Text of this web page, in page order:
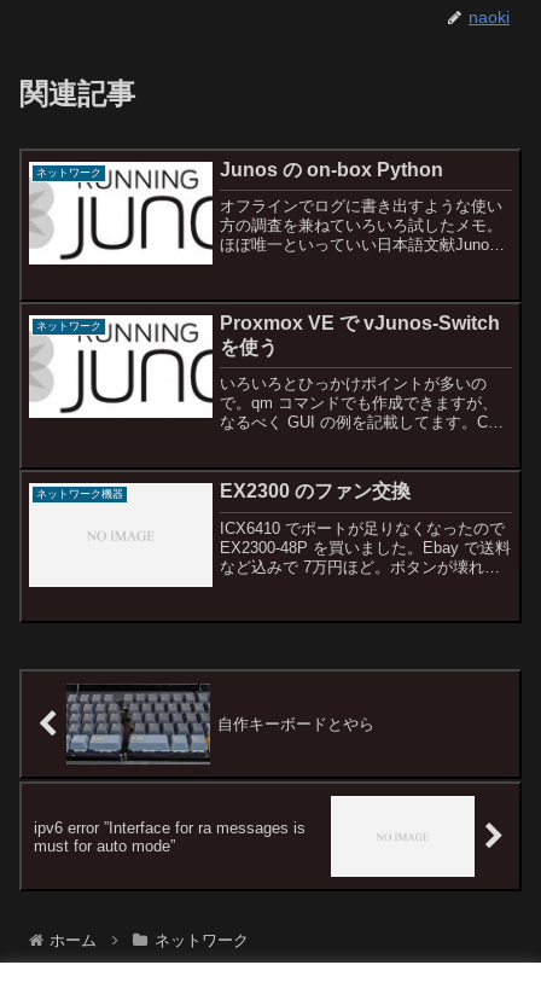
naoki
関連記事
ネットワーク Junos の on-box Python
オフラインでログに書き出すような使い
方の調査を兼ねていろいろ試したメモ。
ほぼ唯一といっていい日本語文献Junos
（ただし ...
ネットワーク
Proxmox VE で vJunos-Switch
を使う
いろいろとひっかけポイントが多いの
で。qm コマンドでも作成できますが、
なるべく GUI の例を記載してます。CLI
してみる #proxmox ...
ネットワーク機器 EX2300 のファン交換
ICX6410 でポートが足りなくなったので
EX2300-48P を買いました。Ebay で送料
など込みで 7万円ほど。ボタンが壊れて
たものなのかもしれません。想像以...
自作キーボードとやら
ipv6 error ”Interface for ra messages is
must for auto mode”
ホーム ネットワーク